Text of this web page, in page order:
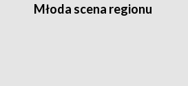
Młoda scena regionu